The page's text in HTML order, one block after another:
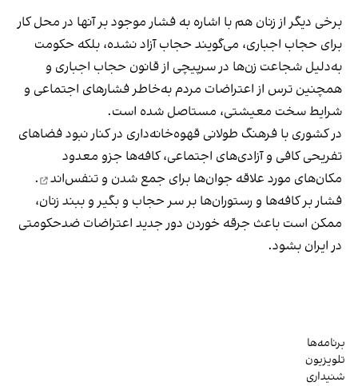
برخی دیگر از زنان هم با اشاره به فشار موجود بر آنها در محل کار
برای حجاب اجباری، می‌گویند حجاب آزاد نشده، بلکه حکومت
به‌دلیل شجاعت زن‌ها در سرپیچی از قانون حجاب اجباری و
همچنین ترس از اعتراضات مردم به‌خاطر فشارهای اجتماعی و
شرایط سخت معیشتی، مستاصل شده است.
در کشوری با فرهنگ طولانی قهوه‌‌خانه‌داری در کنار نبود فضاهای
تفریحی کافی و آزادی‌های اجتماعی، کافه‌ها جزو معدود
مکان‌های مورد علاقه جوان‌ها برای جمع شدن و تنفس‌اند
.
فشار بر کافه‌ها و رستوران‌ها بر سر حجاب و بگیر و ببند زنان،
ممکن است باعث جرقه خوردن دور جدید اعتراضات ضدحکومتی
در ایران بشود.
برنامه‌ها
تلویزیون
شنیداری